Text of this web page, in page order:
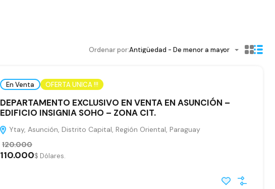
Ordenar por:Antigüedad - De menor a mayor
En Venta OFERTA UNICA !!!
DEPARTAMENTO EXCLUSIVO EN VENTA EN ASUNCIÓN –
EDIFICIO INSIGNIA SOHO – ZONA CIT.
Ytay, Asunción, Distrito Capital, Región Oriental, Paraguay
110.000
120.000
$ Dólares.